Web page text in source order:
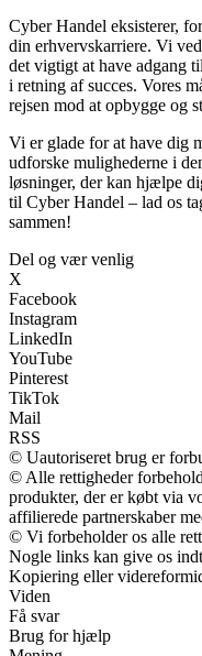
Cyber Handel eksisterer,
din erhvervskarriere. Vi
det vigtigt at have adgang
i retning af succes. Vores
rejsen mod at opbygge og
Vi er glade for at have dig
udforske mulighederne i
løsninger, der kan hjælpe
til Cyber Handel – lad os
sammen!
Del og vær venlig
X
Facebook
Instagram
LinkedIn
YouTube
Pinterest
TikTok
Mail
RSS
© Uautoriseret brug er
© Alle rettigheder
produkter, der er købt via
affilierede partnerskaber
© Vi forbeholder os alle
Nogle links kan give os
Kopiering eller
Viden
Få svar
Brug for hjælp